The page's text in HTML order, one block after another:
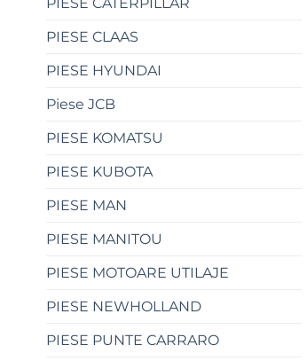
PIESE CLAAS
PIESE HYUNDAI
Piese JCB
PIESE KOMATSU
PIESE KUBOTA
PIESE MAN
PIESE MANITOU
PIESE MOTOARE UTILAJE
PIESE NEWHOLLAND
PIESE PUNTE CARRARO